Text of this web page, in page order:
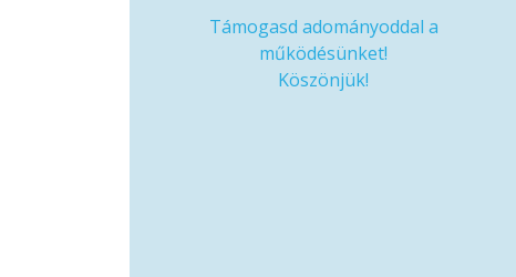
Támogasd adományoddal a
működésünket!
Köszönjük!